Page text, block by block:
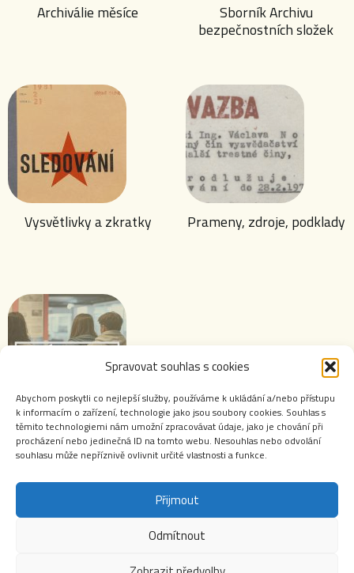
Spravovat souhlas s cookies
Abychom poskytli co nejlepší služby, používáme k ukládání a/nebo přístupu
k informacím o zařízení, technologie jako jsou soubory cookies. Souhlas s
těmito technologiemi nám umožní zpracovávat údaje, jako je chování při
procházení nebo jedinečná ID na tomto webu. Nesouhlas nebo odvolání
souhlasu může nepříznivě ovlivnit určité vlastnosti a funkce.
Přijmout
Odmítnout
Archiválie měsíce
Sborník Archivu
bezpečnostních složek
Vysvětlivky a zkratky Prameny, zdroje, podklady
Výstavy ABS
Webové stránky Archivu bezpečnostních složek jsou autorským dílem chráněným zákonem č.
některých zákonů (autorský zákon). Jakékoliv použití obsahu těchto stránek včetně jmenných